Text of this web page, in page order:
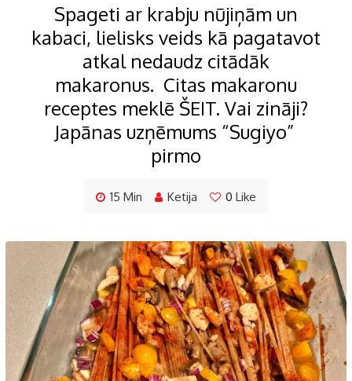
Spageti ar krabju nūjiņām un
kabaci, lielisks veids kā pagatavot
atkal nedaudz citādāk
makaronus. Citas makaronu
receptes meklē ŠEIT. Vai zināji?
Japānas uzņēmums “Sugiyo”
pirmo
15 Min Ketija 0 Like